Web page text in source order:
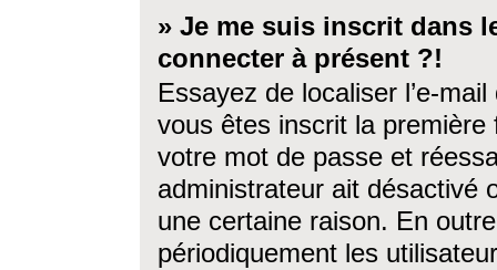
» Je me suis inscrit dans
connecter à présent ?!
Essayez de localiser l’e-
vous êtes inscrit la première
votre mot de passe et
administrateur ait désactivé
une certaine raison. En
périodiquement les